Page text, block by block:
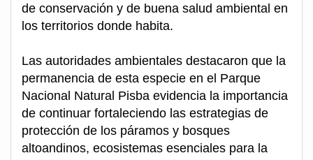
de conservación y de buena salud ambiental en
los territorios donde habita.
Las autoridades ambientales destacaron que la
permanencia de esta especie en el Parque
Nacional Natural Pisba evidencia la importancia
de continuar fortaleciendo las estrategias de
protección de los páramos y bosques
altoandinos, ecosistemas esenciales para la